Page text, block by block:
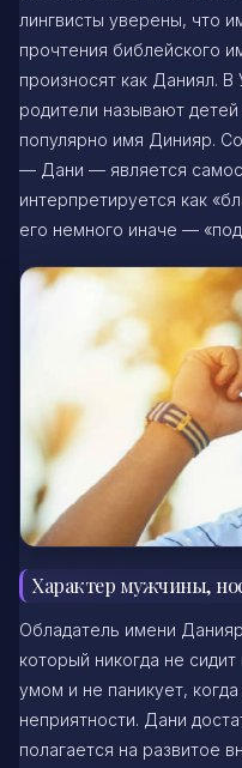
лингвисты уверены, что
прочтения библейского
произносят как Даниял. В
родители называют
популярно имя Динияр.
— Дани — является
интерпретируется как
его немного иначе —
Характер мужчины,
Обладатель имени
который никогда не
умом и не паникует,
неприятности. Дани
полагается на развитое